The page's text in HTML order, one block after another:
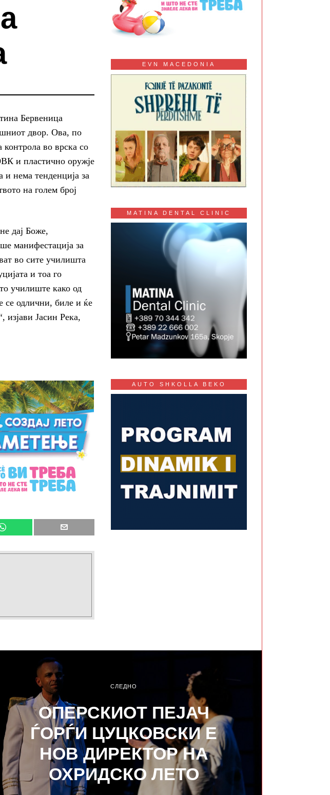
Бервеница
двор. Ова, по
контрола во врска со
и пластично оружје
и нема тенденција за
на голем број
дај Боже,
манифестација за
во сите училишта
и тоа го
училиште како од
се одлични, биле и ќе
изјави Јасин Река,
EVN MACEDONIA
MATINA DENTAL CLINIC
AUTO SHKOLLA BEKO
СЛЕДНО
ОПЕРСКИОТ ПЕЈАЧ
ЃОРЃИ ЦУЦКОВСКИ Е
НОВ ДИРЕКТОР НА
ОХРИДСКО ЛЕТО